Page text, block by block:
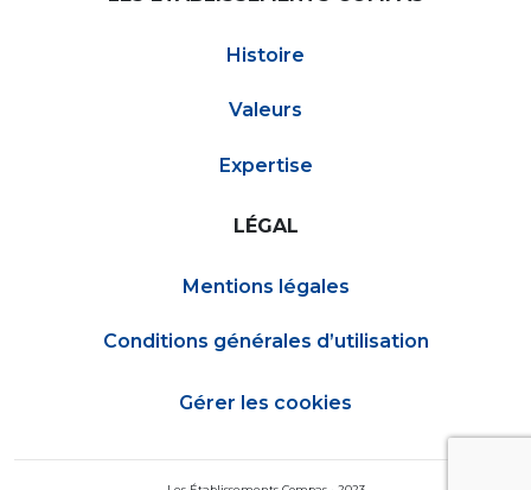
Histoire
Valeurs
Expertise
LÉGAL
Mentions légales
Conditions générales d’utilisation
Gérer les cookies